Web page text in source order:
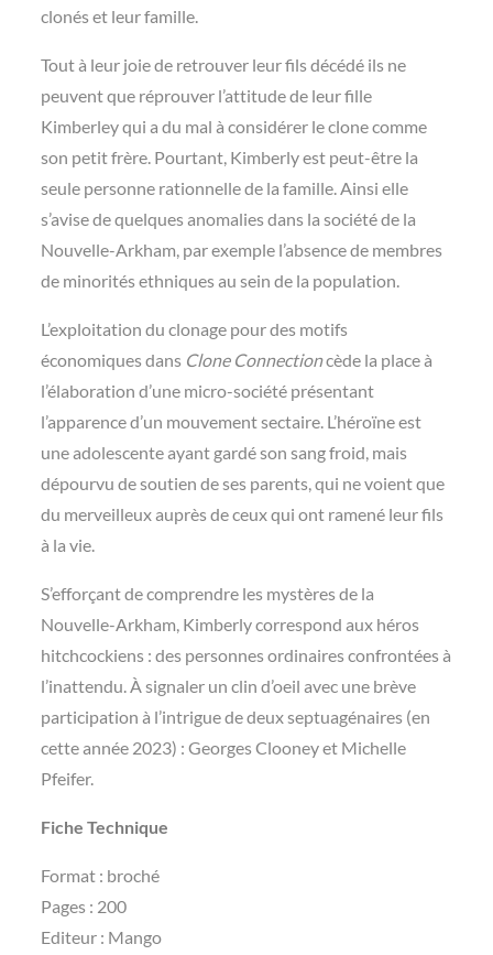
clonés et leur famille.
Tout à leur joie de retrouver leur fils décédé ils ne
peuvent que réprouver l’attitude de leur fille
Kimberley qui a du mal à considérer le clone comme
son petit frère. Pourtant, Kimberly est peut-être la
seule personne rationnelle de la famille. Ainsi elle
s’avise de quelques anomalies dans la société de la
Nouvelle-Arkham, par exemple l’absence de membres
de minorités ethniques au sein de la population.
L’exploitation du clonage pour des motifs
économiques dans Clone Connectioncède la place à
l’élaboration d’une micro-société présentant
l’apparence d’un mouvement sectaire. L’héroïne est
une adolescente ayant gardé son sang froid, mais
dépourvu de soutien de ses parents, qui ne voient que
du merveilleux auprès de ceux qui ont ramené leur fils
à la vie.
S’efforçant de comprendre les mystères de la
Nouvelle-Arkham, Kimberly correspond aux héros
hitchcockiens : des personnes ordinaires confrontées à
l’inattendu. À signaler un clin d’oeil avec une brève
participation à l’intrigue de deux septuagénaires (en
cette année 2023) : Georges Clooney et Michelle
Pfeifer.
Fiche Technique
Format : broché
Pages : 200
Editeur : Mango